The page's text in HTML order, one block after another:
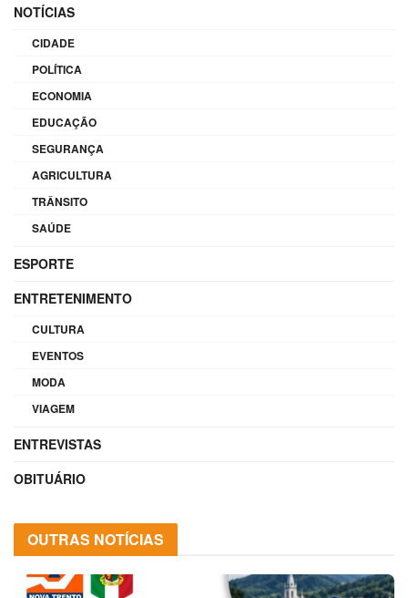
NOTÍCIAS
CIDADE
POLÍTICA
ECONOMIA
EDUCAÇÃO
SEGURANÇA
AGRICULTURA
TRÂNSITO
SAÚDE
ESPORTE
ENTRETENIMENTO
CULTURA
EVENTOS
MODA
VIAGEM
ENTREVISTAS
OBITUÁRIO
OUTRAS NOTÍCIAS